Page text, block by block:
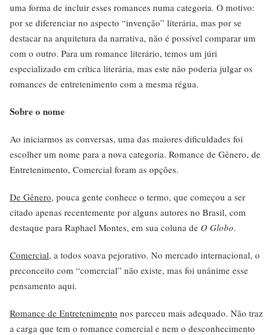
uma forma de incluir esses romances numa categoria. O motivo:
por se diferenciar no aspecto “invenção” literária, mas por se
destacar na arquitetura da narrativa, não é possível comparar um
com o outro. Para um romance literário, temos um júri
especializado em crítica literária, mas este não poderia julgar os
romances de entretenimento com a mesma régua.
Sobre o nome
Ao iniciarmos as conversas, uma das maiores dificuldades foi
escolher um nome para a nova categoria. Romance de Gênero, de
Entretenimento, Comercial foram as opções.
De Gênero, pouca gente conhece o termo, que começou a ser
citado apenas recentemente por alguns autores no Brasil, com
destaque para Raphael Montes, em sua coluna de O Globo.
Comercial, a todos soava pejorativo. No mercado internacional, o
preconceito com “comercial” não existe, mas foi unânime esse
pensamento aqui.
Romance de Entretenimento nos pareceu mais adequado. Não traz
a carga que tem o romance comercial e nem o desconhecimento